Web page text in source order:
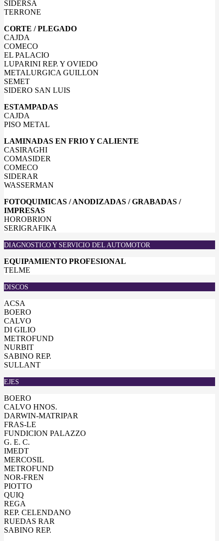
SIDERSA
TERRONE
CORTE / PLEGADO
CAJDA
COMECO
EL PALACIO
LUPARINI REP. Y OVIEDO
METALURGICA GUILLON
SEMET
SIDERO SAN LUIS
ESTAMPADAS
CAJDA
PISO METAL
LAMINADAS EN FRIO Y CALIENTE
CASIRAGHI
COMASIDER
COMECO
SIDERAR
WASSERMAN
FOTOQUIMICAS / ANODIZADAS / GRABADAS /
IMPRESAS
HOROBRION
SERIGRAFIKA
DIAGNOSTICO Y SERVICIO DEL AUTOMOTOR
EQUIPAMIENTO PROFESIONAL
TELME
DISCOS
ACSA
BOERO
CALVO
DI GILIO
METROFUND
NURBIT
SABINO REP.
SULLANT
EJES
BOERO
CALVO HNOS.
DARWIN-MATRIPAR
FRAS-LE
FUNDICION PALAZZO
G. E. C.
IMEDT
MERCOSIL
METROFUND
NOR-FREN
PIOTTO
QUIQ
REGA
REP. CELENDANO
RUEDAS RAR
SABINO REP.